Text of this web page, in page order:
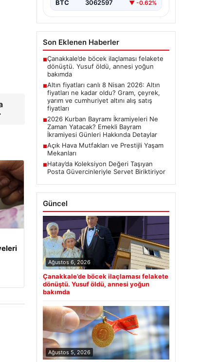
BTC 3062597 ▼ -0.62%
Son Eklenen Haberler
■Çanakkale’de böcek ilaçlaması felakete
dönüştü. Yusuf öldü, annesi yoğun
bakımda
■Altın fiyatları canlı 8 Nisan 2026: Altın
fiyatları ne kadar oldu? Gram, çeyrek,
yarım ve cumhuriyet altını alış satış
fiyatları
■2026 Kurban Bayramı İkramiyeleri Ne
Zaman Yatacak? Emekli Bayram
İkramiyesi Günleri Hakkında Detaylar
■Açık Hava Mutfakları ve Prestijli Yaşam
Mekanları
■Hatay’da Koleksiyon Değeri Taşıyan
Posta Güvercinleriyle Servet Biriktiriyor
Güncel
Ağustos 6, 2026
Çanakkale’de böcek ilaçlaması felakete
dönüştü. Yusuf öldü, annesi yoğun
bakımda
Ağustos 5, 2026